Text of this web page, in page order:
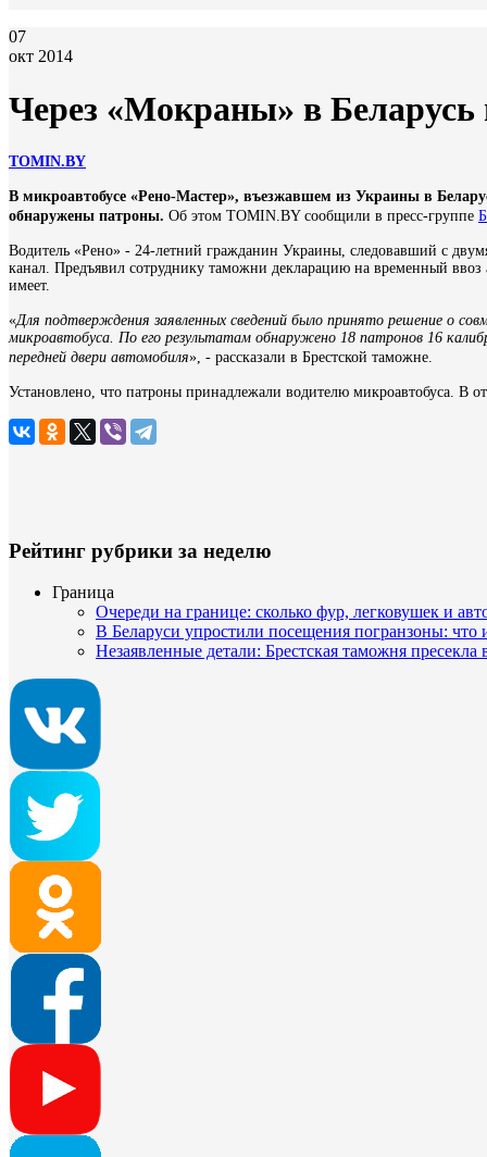
07
окт 2014
Через «Мокраны» в Беларусь
TOMIN.BY
В микроавтобусе «Рено-Мастер», въезжавшем из Украины в
обнаружены патроны. Об этом TOMIN.BY сообщили в пресс-группе
Водитель «Рено» - 24-летний гражданин Украины, следовавший с
канал. Предъявил сотруднику таможни декларацию на временный
имеет.
«Для подтверждения заявленных сведений было принято решение о
микроавтобуса. По его результатам обнаружено 18 патронов 16
передней двери автомобиля», - рассказали в Брестской таможне.
Установлено, что патроны принадлежали водителю микроавтобуса. В
Рейтинг рубрики за неделю
Граница
Очереди на границе: сколько фур, легковушек и
В Беларуси упростили посещения погранзоны: что
Незаявленные детали: Брестская таможня